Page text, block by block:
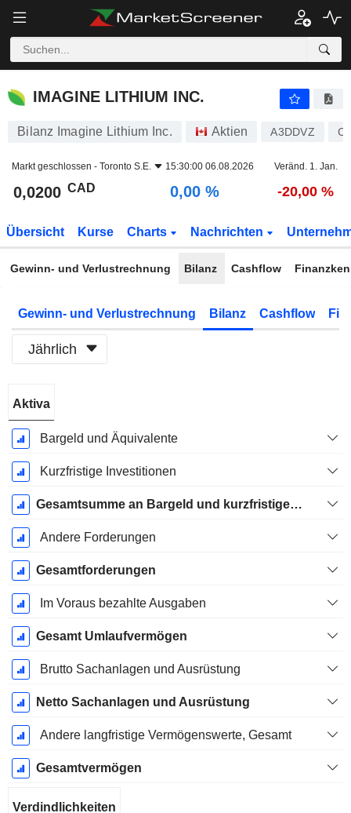
IMAGINE LITHIUM INC.
IMAGINE LITHIUM INC.
Bilanz Imagine Lithium Inc. Aktien A3DDVZ
Markt geschlossen - Toronto S.E. 15:30:00 06.08.2026 Veränd. 1. Jan.
0,0200 CAD 0,00 % -20,00 %
Übersicht Kurse Charts Nachrichten
Gewinn- und Verlustrechnung Bilanz Cashflow
Gewinn- und Verlustrechnung Bilanz Cashflow
Jährlich
Geschäftsjahres:
Aktiva
Bargeld und Äquivalente
Kurzfristige Investitionen
Gesamtsumme an Bargeld und kurzfristigen Investitionen
Andere Forderungen
Gesamtforderungen
Im Voraus bezahlte Ausgaben
Gesamt Umlaufvermögen
Brutto Sachanlagen und Ausrüstung
Netto Sachanlagen und Ausrüstung
Andere langfristige Vermögenswerte, Gesamt
Gesamtvermögen
Verdindlichkeiten